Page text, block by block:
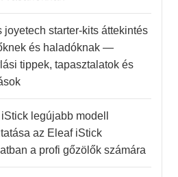
joyetech starter-kits áttekintés
és haladóknak —
tippek, tapasztalatok és
legújabb modell
az Eleaf iStick
a profi gőzölők számára